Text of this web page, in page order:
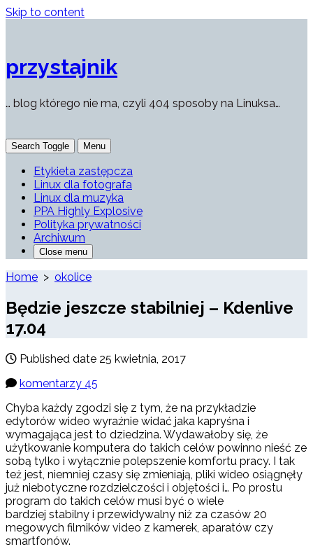
Skip to content
przystajnik
… blog którego nie ma, czyli 404 sposoby na Linuksa…
Search Toggle Menu
Etykieta zastępcza
Linux dla fotografa
Linux dla muzyka
PPA Highly Explosive
Polityka prywatności
Archiwum
Close menu
Home > okolice
Będzie jeszcze stabilniej – Kdenlive
17.04
Published date 25 kwietnia, 2017
komentarzy 45
Chyba każdy zgodzi się z tym, że na przykładzie
edytorów wideo wyraźnie widać jaka kapryśna i
wymagająca jest to dziedzina. Wydawałoby się, że
użytkowanie komputera do takich celów powinno nieść ze
sobą tylko i wyłącznie polepszenie komfortu pracy. I tak
też jest, niemniej czasy się zmieniają, pliki wideo osiągnęły
już niebotyczne rozdzielczości i objętości i… Po prostu
program do takich celów musi być o wiele
bardziej stabilny i przewidywalny niż za czasów 20
megowych filmików video z kamerek, aparatów czy
smartfonów.